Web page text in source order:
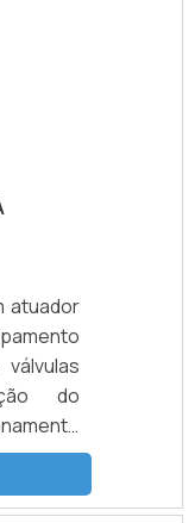
cabo.
atuador
do
à
Isso
de um